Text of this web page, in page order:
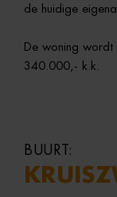
de huidige
De woning
340.000,- k.k.
BUURT: